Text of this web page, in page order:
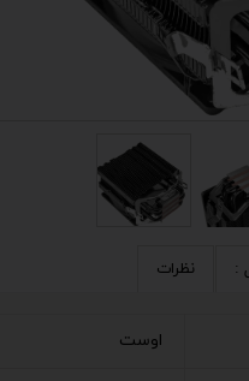
کیس اداری
مینی کیس استوک
لپ تاپ
: نظرات
اوست